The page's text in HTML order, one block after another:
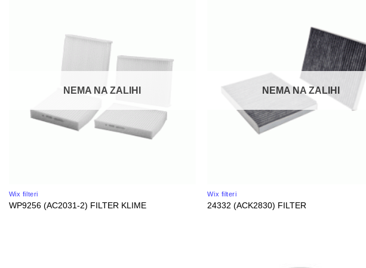
NEMA NA ZALIHI
Wix filteri
WP9256 (AC2031-2) FILTER KLIME
NEMA NA ZALIHI
Wix filteri
24332 (ACK2830) FILTER